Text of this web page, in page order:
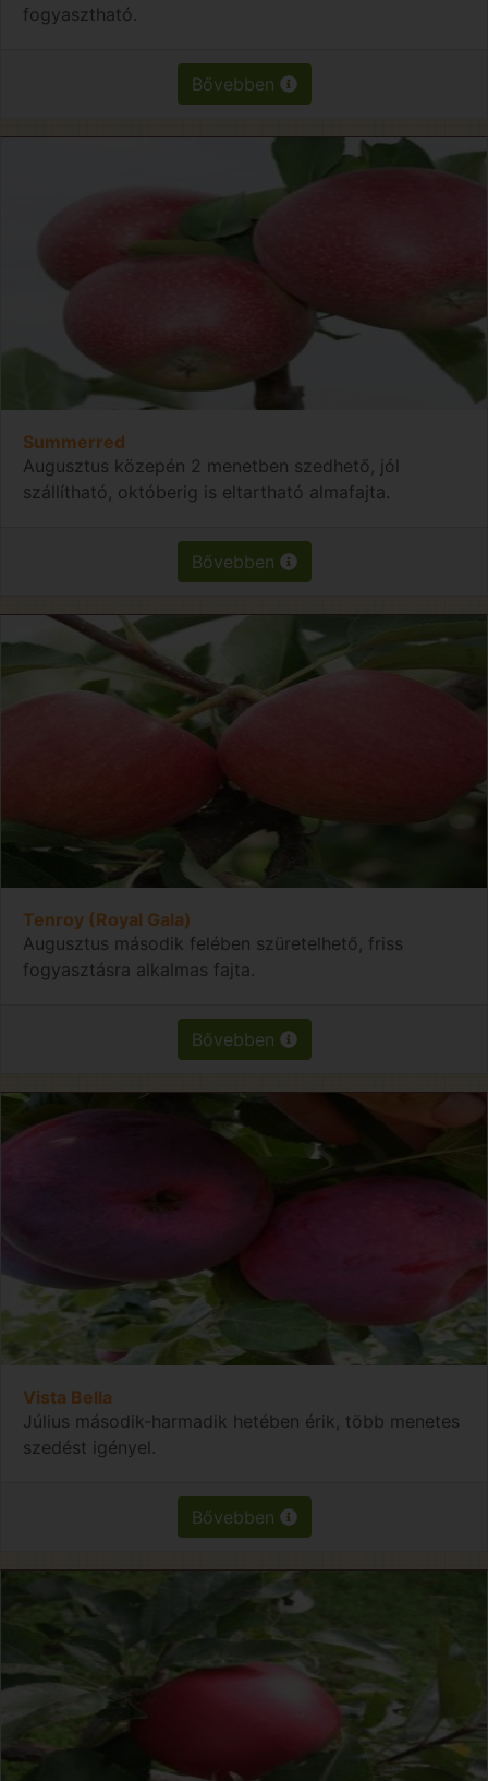
fogyasztható.
Bővebben
Summerred
Augusztus közepén 2 menetben szedhető, jól
szállítható, októberig is eltartható almafajta.
Bővebben
Tenroy (Royal Gala)
Augusztus második felében szüretelhető, friss
fogyasztásra alkalmas fajta.
Bővebben
Vista Bella
Július második-harmadik hetében érik, több menetes
szedést igényel.
Bővebben